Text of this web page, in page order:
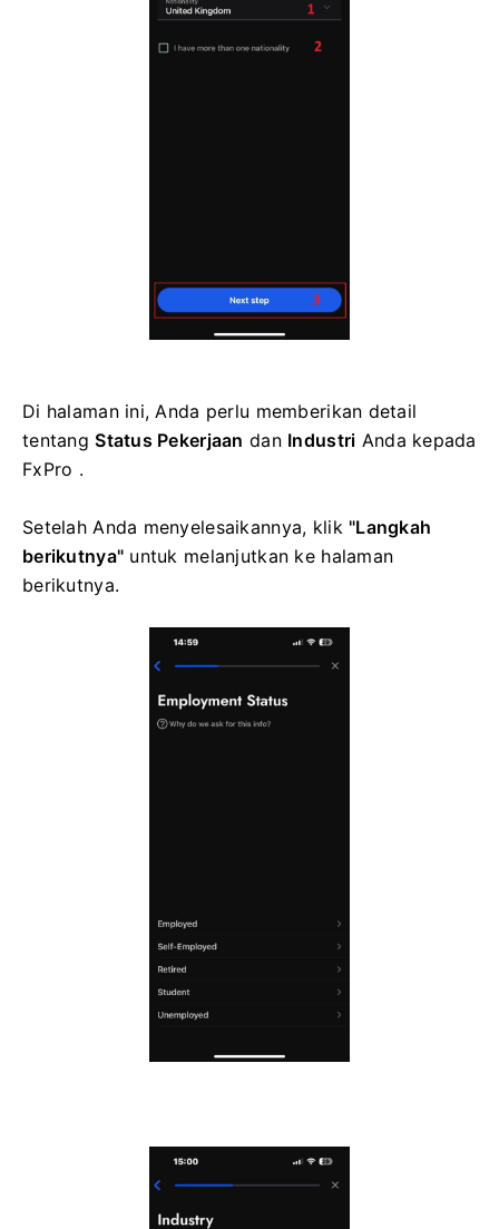
Di halaman ini, Anda perlu memberikan detail
tentangStatus Pekerjaan dan Industri Anda kepada
FxPro .
Setelah Anda menyelesaikannya, klik "Langkah
berikutnya" untuk melanjutkan ke halaman
berikutnya.